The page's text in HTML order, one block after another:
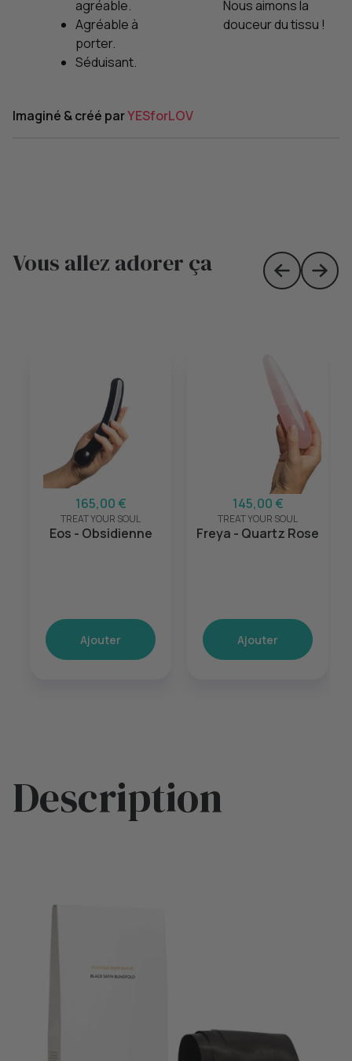
agréable.
Agréable à
porter.
Séduisant.
Nous aimons la
douceur du tissu !
Imaginé & créé parYESforLOV
Vous allez adorer ça
Skip toSkip
165,00 €
TREAT YOUR SOUL
Eos - Obsidienne
Ajouter
145,00 €
TREAT YOUR SOUL
Freya - Quartz Rose
Ajouter
Description